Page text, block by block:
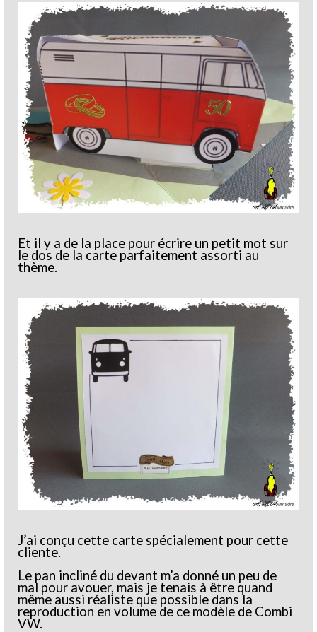
Et il y a de la place pour écrire un petit mot sur
le dos de la carte parfaitement assorti au
thème.
J’ai conçu cette carte spécialement pour cette
cliente.
Le pan incliné du devant m’a donné un peu de
mal pour avouer, mais je tenais à être quand
même aussi réaliste que possible dans la
reproduction en volume de ce modèle de Combi
VW.